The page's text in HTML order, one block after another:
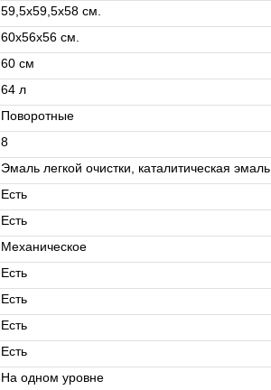
59,5х59,5х58 см.
60х56х56 см.
60 см
64 л
Поворотные
8
Эмаль легкой очистки, каталитическая эмаль
Есть
Есть
Механическое
Есть
Есть
Есть
Есть
На одном уровне